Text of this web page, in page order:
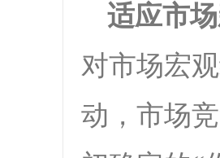
适应市
对市场宏
动，市场